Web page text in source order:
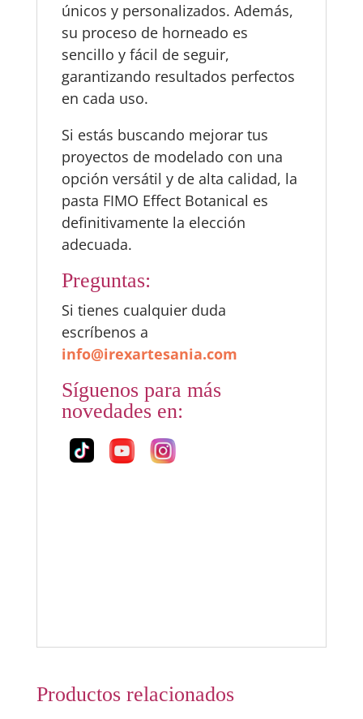
únicos y personalizados. Además,
su proceso de horneado es
sencillo y fácil de seguir,
garantizando resultados perfectos
en cada uso.
Si estás buscando mejorar tus
proyectos de modelado con una
opción versátil y de alta calidad, la
pasta FIMO Effect Botanical es
definitivamente la elección
adecuada.
Preguntas:
Si tienes cualquier duda
escríbenos a
info@irexartesania.com
Síguenos para más
novedades en:
Productos relacionados